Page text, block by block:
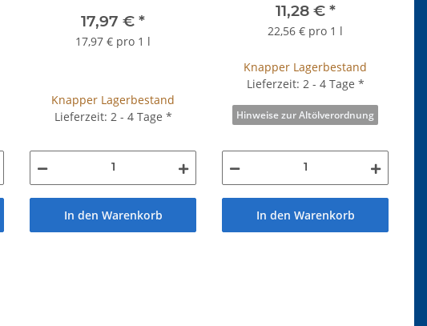
17,97 € *
17,97 € pro 1 l
Knapper Lagerbestand
Lieferzeit: 2 - 4 Tage *
In den Warenkorb
11,28 € *
22,56 € pro 1 l
Knapper Lagerbestand
Lieferzeit: 2 - 4 Tage *
Hinweise zur Altölverordnung
In den Warenkorb